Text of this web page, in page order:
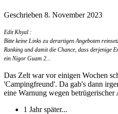
Geschrieben 8. November 2023
Edit Khyal :
Bitte keine Links zu derartigen Angeboten
Ranking und damit die Chance, dass derjenige
ein Nigor Guam 2...
Das Zelt war vor einigen Wochen
'Campingfreund'. Da gab's dann
eine Warnung wegen
1 Jahr später...